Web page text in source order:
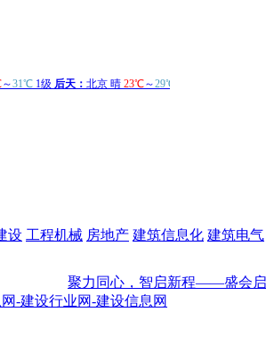
设 工程机械 房地产 建筑信息化 建筑电气
聚力同心，智启新程——盛会启幕在即